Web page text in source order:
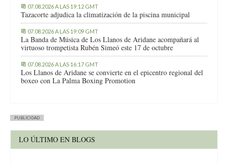
07.08.2026 A LAS 19:12 GMT
Tazacorte adjudica la climatización de la piscina municipal
07.08.2026 A LAS 19:09 GMT
La Banda de Música de Los Llanos de Aridane acompañará al
virtuoso trompetista Rubén Simeó este 17 de octubre
07.08.2026 A LAS 16:17 GMT
Los Llanos de Aridane se convierte en el epicentro regional del
boxeo con La Palma Boxing Promotion
PUBLICIDAD
LO ÚLTIMO EN BLOGS